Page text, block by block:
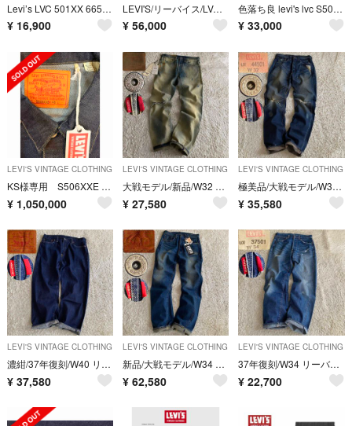
Levi’s LVC 501XX 66501 赤耳 BIG E W28 濃紺
¥ 16,900
LEVI'S/リーバイス/LVC/デニムジャケット/1stトラッカージャケット/アメカジ/大きサイズ/Tバック/VINTAGE
¥ 56,000
色落ち良 levi's lvc S501XX 大戦モデル W31 555 バレンシア コーンミルズ リーバイス 90s復刻 デニム
¥ 33,000
LEVI'S VINTAGE CLOTHING
KS様専用 S506XXE 506着限定 リーバイス LVC 大戦 Tバック
¥ 1,050,000
LEVI'S VINTAGE CLOTHING
大戦モデル/新品/W32 リーバイス S501XX 片面bigE コーンデニム
¥ 27,580
LEVI'S VINTAGE CLOTHING
極美品/大戦モデル/W32 リーバイス S501XX 片面ビッグE 赤耳 鬼ヒゲ
¥ 35,580
LEVI'S VINTAGE CLOTHING
濃紺/37年復刻/W40 リーバイス 501XX 片面ビッグE 赤耳デニム 尾錠
¥ 37,580
LEVI'S VINTAGE CLOTHING
新品/大戦モデル/W34 リーバイス S501XX 片面ビッグE 赤耳 月桂樹
¥ 62,580
LEVI'S VINTAGE CLOTHING
37年復刻/W34 リーバイス 501XX 片面ビッグE 赤耳 尾錠 鬼ヒゲ
¥ 22,700